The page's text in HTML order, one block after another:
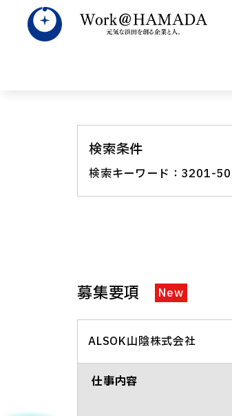
検索条件
検索キーワード：3201-
募集要項 New
ALSOK山陰株式会社
仕事内容